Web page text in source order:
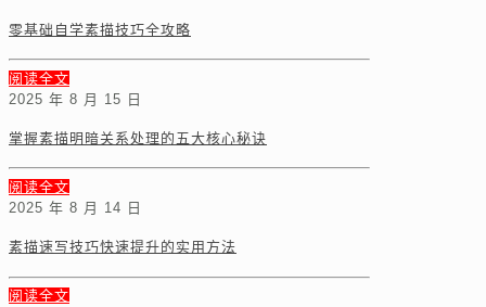
零基础自学素描技巧全攻略
阅读全文
2025 年 8 月 15 日
掌握素描明暗关系处理的五大核心秘诀
阅读全文
2025 年 8 月 14 日
素描速写技巧快速提升的实用方法
阅读全文